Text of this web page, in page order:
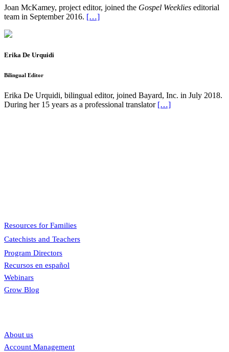
Joan McKamey, project editor, joined the Gospel Weeklies editorial
team in September 2016. […]
Erika De Urquidi
Bilingual Editor
Erika De Urquidi, bilingual editor, joined Bayard, Inc. in July 2018.
During her 15 years as a professional translator […]
Resources for Families
Catechists and Teachers
Program Directors
Recursos en español
Webinars
Grow Blog
About us
Account Management